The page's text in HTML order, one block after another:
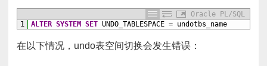
Oracle PL/SQL
1
ALTER SYSTEM SET UNDO_TABLESPACE = undotbs_name
在以下情况，undo表空间切换会发生错误：